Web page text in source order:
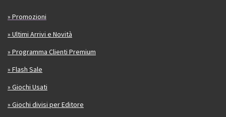
» Promozioni
» Ultimi Arrivi e Novità
» Programma Clienti Premium
» Flash Sale
» Giochi Usati
» Giochi divisi per Editore